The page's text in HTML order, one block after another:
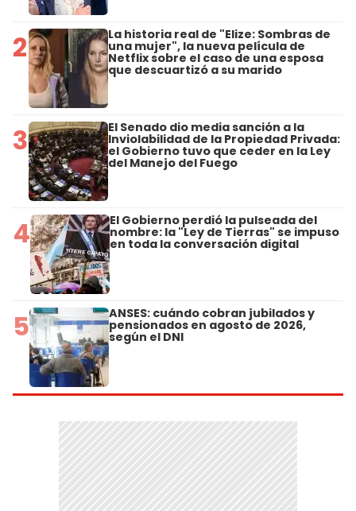
2 La historia real de "Elize: Sombras de
una mujer", la nueva película de
Netflix sobre el caso de una esposa
que descuartizó a su marido
3 El Senado dio media sanción a la
Inviolabilidad de la Propiedad Privada:
el Gobierno tuvo que ceder en la Ley
del Manejo del Fuego
4 El Gobierno perdió la pulseada del
nombre: la "Ley de Tierras" se impuso
en toda la conversación digital
5 ANSES: cuándo cobran jubilados y
pensionados en agosto de 2026,
según el DNI